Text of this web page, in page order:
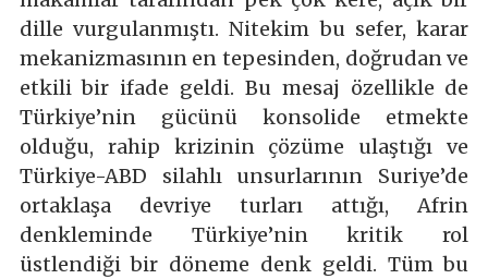
dille vurgulanmıştı. Nitekim bu sefer, karar
mekanizmasının en tepesinden, doğrudan ve
etkili bir ifade geldi. Bu mesaj özellikle de
Türkiye’nin gücünü konsolide etmekte
olduğu, rahip krizinin çözüme ulaştığı ve
Türkiye-ABD silahlı unsurlarının Suriye’de
ortaklaşa devriye turları attığı, Afrin
denkleminde Türkiye’nin kritik rol
üstlendiği bir döneme denk geldi. Tüm bu